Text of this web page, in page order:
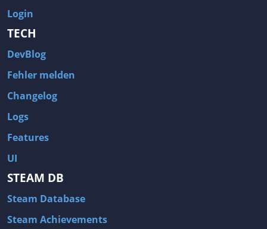
Login
TECH
DevBlog
Fehler melden
Changelog
Logs
Features
UI
STEAM DB
Steam Database
Steam Achievements